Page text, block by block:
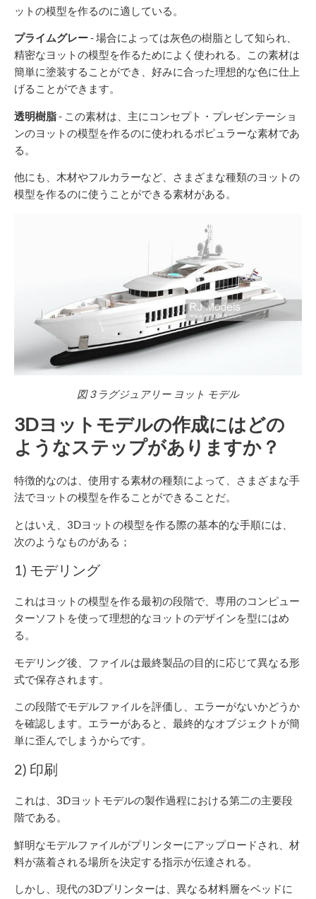
ットの模型を作るのに適している。
プライムグレー- 場合によっては灰色の樹脂として知られ、
精密なヨットの模型を作るためによく使われる。この素材は
簡単に塗装することができ、好みに合った理想的な色に仕上
げることができます。
透明樹脂- この素材は、主にコンセプト・プレゼンテーショ
ンのヨットの模型を作るのに使われるポピュラーな素材であ
る。
他にも、木材やフルカラーなど、さまざまな種類のヨットの
模型を作るのに使うことができる素材がある。
図3ラグジュアリー ヨット モデル
3Dヨットモデルの作成にはどの
ようなステップがありますか？
特徴的なのは、使用する素材の種類によって、さまざまな手
法でヨットの模型を作ることができることだ。
とはいえ、3Dヨットの模型を作る際の基本的な手順には、
次のようなものがある；
1) モデリング
これはヨットの模型を作る最初の段階で、専用のコンピュー
ターソフトを使って理想的なヨットのデザインを型にはめ
る。
モデリング後、ファイルは最終製品の目的に応じて異なる形
式で保存されます。
この段階でモデルファイルを評価し、エラーがないかどうか
を確認します。エラーがあると、最終的なオブジェクトが簡
単に歪んでしまうからです。
2) 印刷
これは、3Dヨットモデルの製作過程における第二の主要段
階である。
鮮明なモデルファイルがプリンターにアップロードされ、材
料が蒸着される場所を決定する指示が伝達される。
しかし、現代の3Dプリンターは、異なる材料層をベッドに